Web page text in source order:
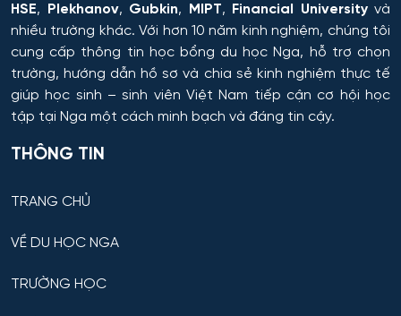
Giáo dục thể chất
Giáo dục và sư phạm
Giáo dục đặc biệt
Hiệu suất tổ hợp máy bay
Hoạt động thông tin - thư viện
Hoạt động thực thi pháp luật
HSE, Plekhanov, Gubkin, MIPT, Financial Universityvà
nhiều trường khác. Với hơn 10 năm kinh nghiệm, chúng tôi
cung cấp thông tin học bổng du học Nga, hỗ trợ chọn
trường, hướng dẫn hồ sơ và chia sẻ kinh nghiệm thực tế
giúp học sinh – sinh viên Việt Nam tiếp cận cơ hội học
tập tại Nga một cách minh bạch và đáng tin cậy.
THÔNG TIN
TRANG CHỦ
VỀ DU HỌC NGA
TRƯỜNG HỌC